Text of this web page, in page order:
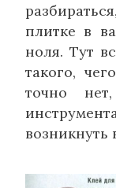
плитке в
ноля. Тут
такого,
точно